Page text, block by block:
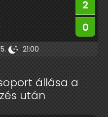
2
0
21:00
állása a
után